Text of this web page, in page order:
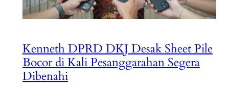
Kenneth DPRD DKJ Desak Sheet Pile
Bocor di Kali Pesanggarahan Segera
Dibenahi